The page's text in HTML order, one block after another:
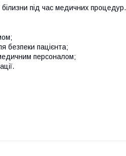
під час медичних процедур.
безпеки пацієнта;
персоналом;